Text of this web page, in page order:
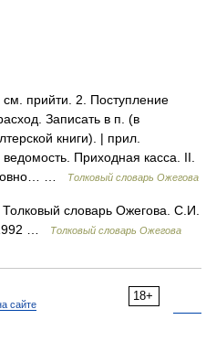
прийти. 2. Поступление
Записать в п. (в
книги). | прил.
Приходная касса. II.
…
Толковый словарь Ожегова
словарь Ожегова. С.И.
…
Толковый словарь Ожегова
18+
сайте